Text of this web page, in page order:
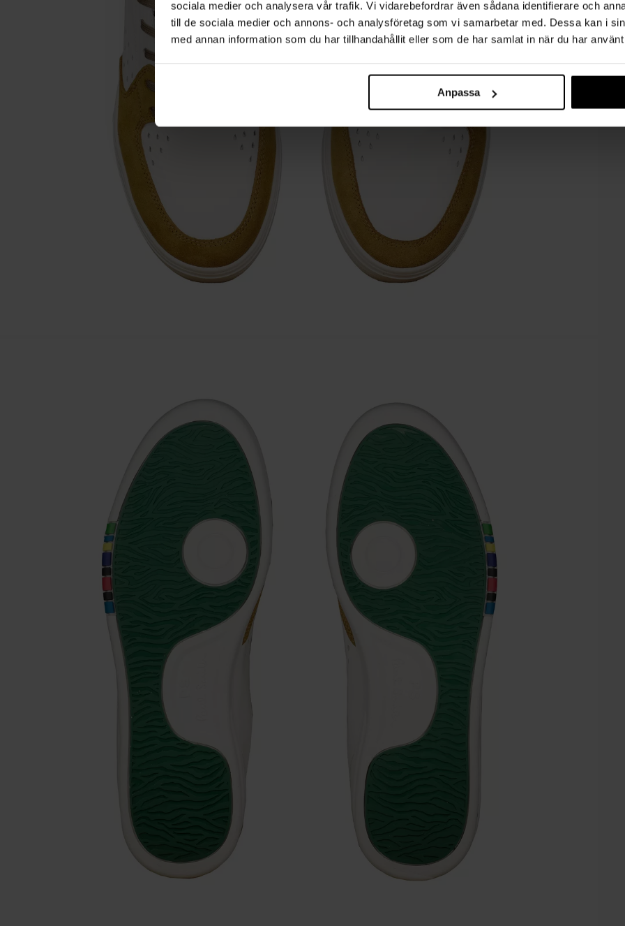
sociala medier och analysera vår trafik. Vi vidarebefordrar även sådana identifierare och
till de sociala medier och annons- och analysföretag som vi samarbetar med. Dessa kan i
med annan information som du har tillhandahållit eller som de har samlat in när du har
Anpassa